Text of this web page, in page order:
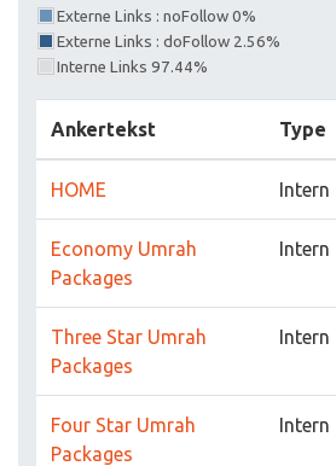
Externe Links : noFollow 0%
Externe Links : doFollow 2.56%
Interne Links 97.44%
Ankertekst Type
HOME Intern
Economy Umrah
Packages
Intern
Three Star Umrah
Packages
Intern
Four Star Umrah
Packages
Intern